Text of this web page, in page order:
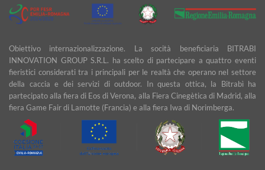
Obiettivo internazionalizzazione. La socità beneficiaria BITRABI
INNOVATION GROUP S.R.L. ha scelto di partecipare a quattro eventi
fieristici considerati tra i principali per le realtà che operano nel settore
della caccia e dei servizi di outdoor. In questa ottica, la Bitrabì ha
partecipato alla fiera di Eos di Verona, alla Fiera Cinegètica di Madrid, alla
fiera Game Fair di Lamotte (Francia) e alla fiera Iwa di Norimberga.